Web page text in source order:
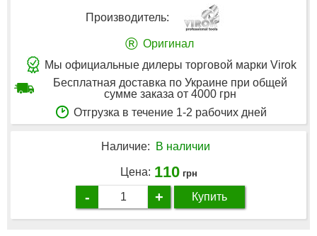
Производитель:
® Оригинал
Мы официальные дилеры торговой марки Virok
Бесплатная доставка по Украине при общей
сумме заказа от 4000 грн
Отгрузка в течение 1-2 рабочих дней
Наличие: В наличии
Цена: 110 грн
- + Купить